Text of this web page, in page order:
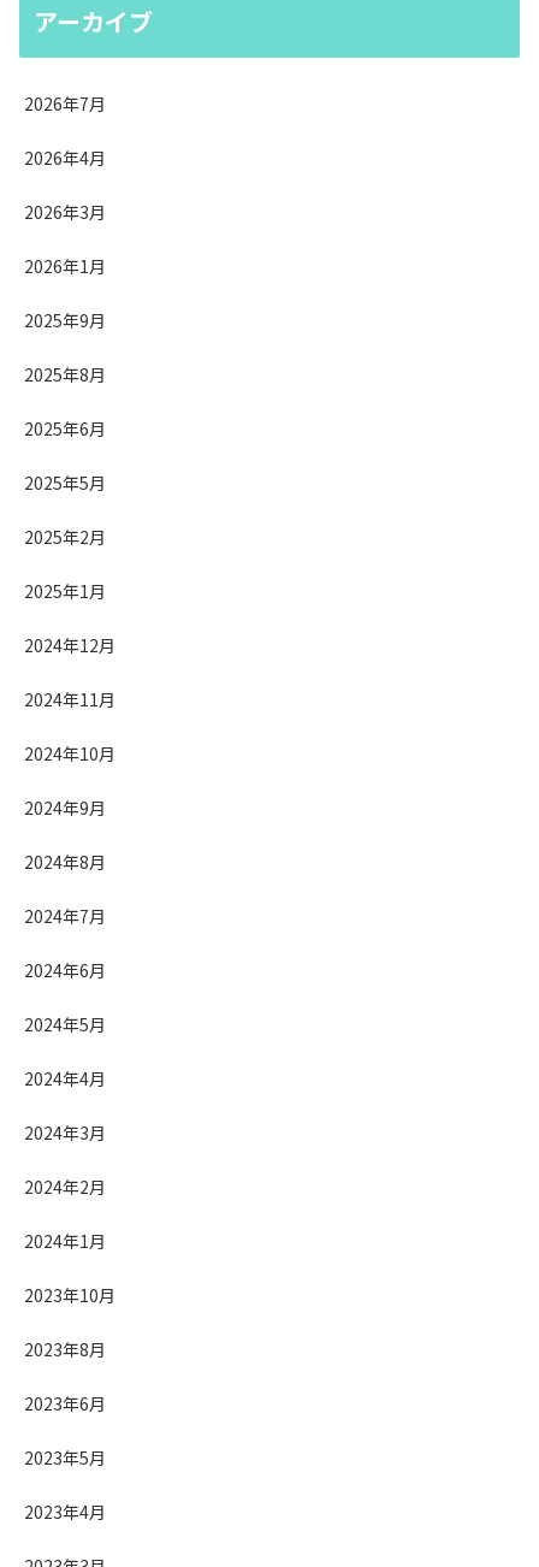
アーカイブ
2026年7月
2026年4月
2026年3月
2026年1月
2025年9月
2025年8月
2025年6月
2025年5月
2025年2月
2025年1月
2024年12月
2024年11月
2024年10月
2024年9月
2024年8月
2024年7月
2024年6月
2024年5月
2024年4月
2024年3月
2024年2月
2024年1月
2023年10月
2023年8月
2023年6月
2023年5月
2023年4月